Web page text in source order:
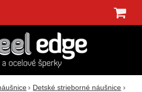
Detské strieborné náušnice